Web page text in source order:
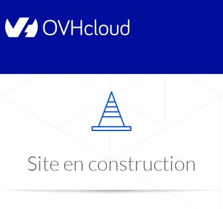
Site en construction